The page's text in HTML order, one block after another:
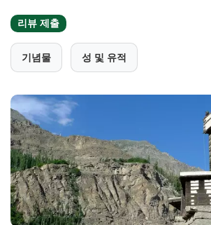
리뷰 제출
기념물 성 및 유적